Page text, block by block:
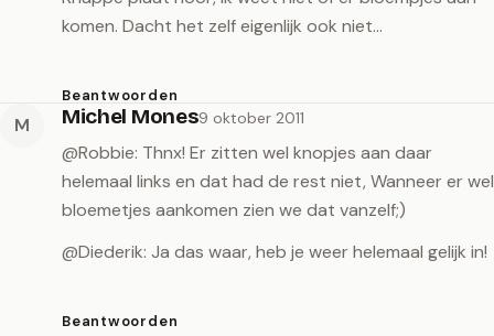
komen. Dacht het zelf eigenlijk ook niet…
Beantwoorden
M Michel Mones9 oktober 2011
@Robbie: Thnx! Er zitten wel knopjes aan daar
helemaal links en dat had de rest niet, Wanneer er wel
bloemetjes aankomen zien we dat vanzelf;)
@Diederik: Ja das waar, heb je weer helemaal gelijk in!
Beantwoorden